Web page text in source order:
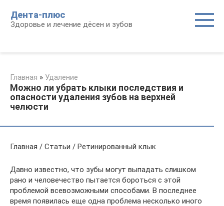
контенту
Дента-плюс
Здоровье и лечение дёсен и зубов
Главная » Удаление
Можно ли убрать клыки последствия и
опасности удаления зубов на верхней
челюсти
Главная / Статьи / Ретинированный клык
Давно известно, что зубы могут выпадать слишком
рано и человечество пытается бороться с этой
проблемой всевозможными способами. В последнее
время появилась еще одна проблема несколько иного